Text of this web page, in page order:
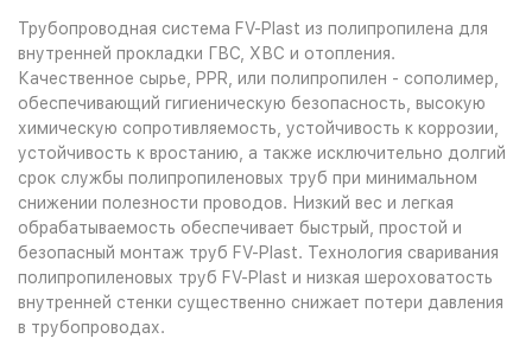
Трубопроводная система FV-Plast из полипропилена для
внутренней прокладки ГВС, ХВС и отопления.
Качественное сырье, PPR, или полипропилен - сополимер,
обеспечивающий гигиеническую безопасность, высокую
химическую сопротивляемость, устойчивость к коррозии,
устойчивость к вростанию, а также исключительно долгий
срок службы полипропиленовых труб при минимальном
снижении полезности проводов. Низкий вес и легкая
обрабатываемость обеспечивает быстрый, простой и
безопасный монтаж труб FV-Plast. Технология сваривания
полипропиленовых труб FV-Plast и низкая шероховатость
внутренней стенки существенно снижает потери давления
в трубопроводах.